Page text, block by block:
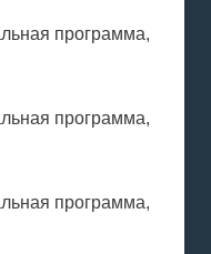
программа,
программа,
программа,